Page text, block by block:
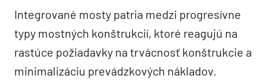
Integrované mosty patria medzi progresívne
typy mostných konštrukcií, ktoré reagujú na
rastúce požiadavky na trvácnosť konštrukcie a
minimalizáciu prevádzkových nákladov.